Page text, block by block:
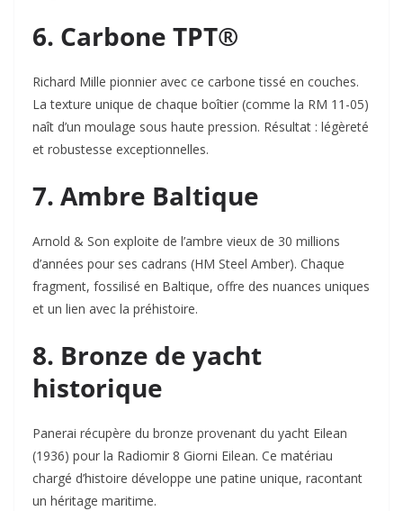
6. Carbone TPT®
Richard Mille pionnier avec ce carbone tissé en couches.
La texture unique de chaque boîtier (comme la RM 11-05)
naît d’un moulage sous haute pression. Résultat : légèreté
et robustesse exceptionnelles.
7. Ambre Baltique
Arnold & Son exploite de l’ambre vieux de 30 millions
d’années pour ses cadrans (HM Steel Amber). Chaque
fragment, fossilisé en Baltique, offre des nuances uniques
et un lien avec la préhistoire.
8. Bronze de yacht
historique
Panerai récupère du bronze provenant du yacht Eilean
(1936) pour la Radiomir 8 Giorni Eilean. Ce matériau
chargé d’histoire développe une patine unique, racontant
un héritage maritime.